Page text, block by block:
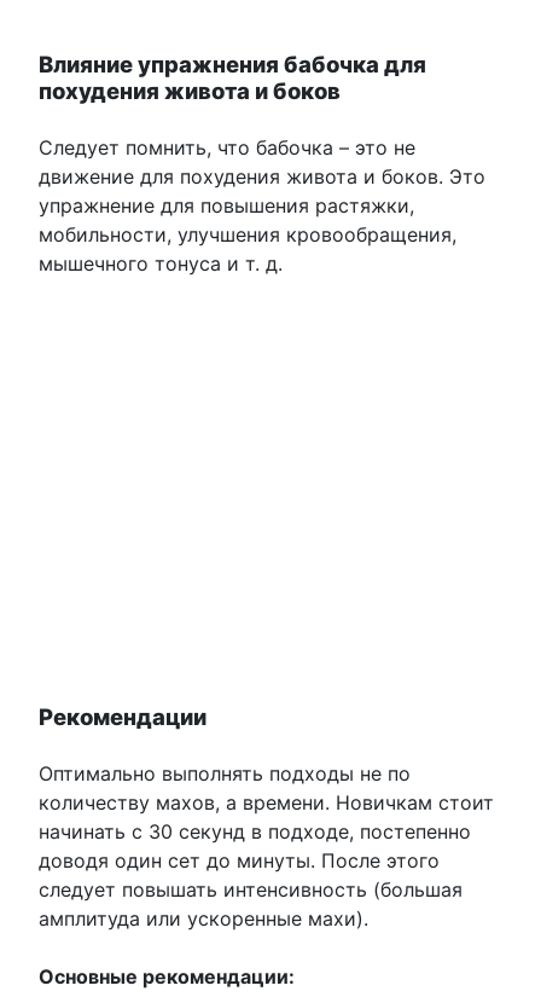
Влияние упражнения бабочка для
похудения живота и боков
Следует помнить, что бабочка – это не
движение для похудения живота и боков. Это
упражнение для повышения растяжки,
мобильности, улучшения кровообращения,
мышечного тонуса и т. д.
Рекомендации
Оптимально выполнять подходы не по
количеству махов, а времени. Новичкам стоит
начинать с 30 секунд в подходе, постепенно
доводя один сет до минуты. После этого
следует повышать интенсивность (большая
амплитуда или ускоренные махи).
Основные рекомендации: